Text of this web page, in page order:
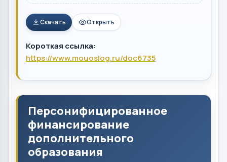
Скачать Открыть
Короткая ссылка:
https://www.mouoslog.ru/doc6735
Персонифицированное
финансирование
дополнительного
образования